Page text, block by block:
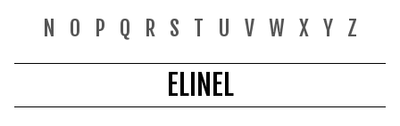
N
O P Q R S T U V W X Y Z
ELINEL